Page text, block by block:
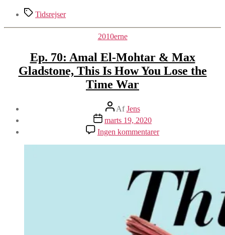
TagsTidsrejser
Kategorier
2010erne
Ep. 70: Amal El-Mohtar & Max
Gladstone, This Is How You Lose the
Time War
Indlægsforfatter
AfJens
Indlægsdato
marts 19, 2020
Ingen kommentarertil
Ep.
70:
Mohtar
&
Max
Gladstone,
How